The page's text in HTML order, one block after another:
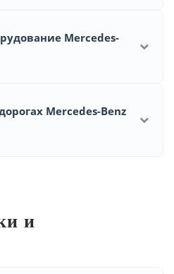
Mercedes-
Mercedes-Benz
и